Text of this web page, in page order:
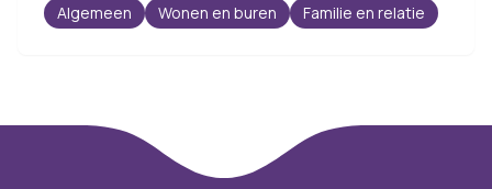
Algemeen Wonen en buren Familie en relatie